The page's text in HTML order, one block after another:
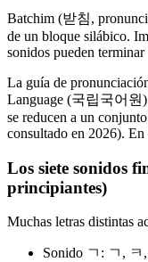
Batchim (받침,
de un bloque silábico.
sonidos pueden
La guía de
Language (국립국어원)
se reducen a un
consultado en 2026). En
Los siete sonidos
principiantes)
Muchas letras distintas
Sonido ㄱ: ㄱ, ㅋ